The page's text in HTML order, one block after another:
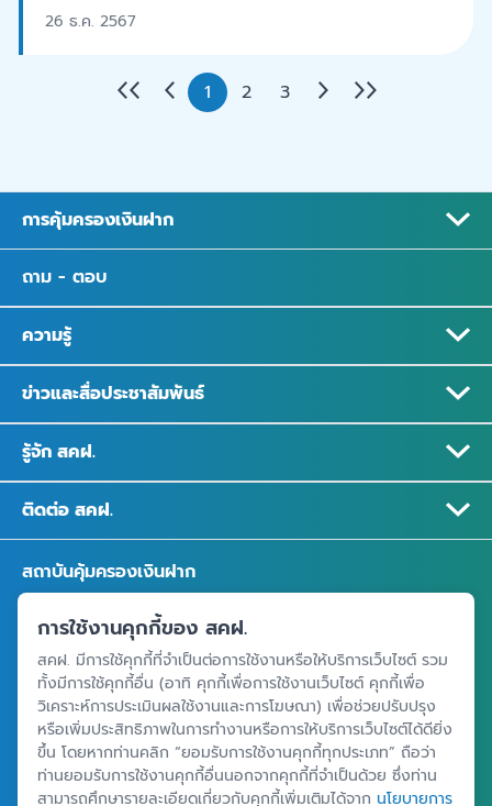
26 ธ.ค. 2567
1 2 3
การคุ้มครองเงินฝาก
ถาม - ตอบ
ความรู้
ข่าวและสื่อประชาสัมพันธ์
รู้จัก สคฝ.
ติดต่อ สคฝ.
สถาบันคุ้มครองเงินฝาก
อาคารเอสเจ อินฟินิท วัน บิสซิเนสคอมเพล็กซ์ ชั้น 25 - 27 เลขที่ 349
ถนนวิภาวดีรังสิต แขวงจอมพล เขตจตุจักร กรุงเทพฯ 10900
ศูนย์ข้อมูลคุ้มครองเงินฝาก
การใช้งานคุกกี้ของ สคฝ.
สคฝ. มีการใช้คุกกี้ที่จำเป็นต่อการใช้งานหรือให้บริการเว็บไซต์ รวม
ทั้งมีการใช้คุกกี้อื่น (อาทิ คุกกี้เพื่อการใช้งานเว็บไซต์ คุกกี้เพื่อ
วิเคราะห์การประเมินผลใช้งานและการโฆษณา) เพื่อช่วยปรับปรุง
หรือเพิ่มประสิทธิภาพในการทำงานหรือการให้บริการเว็บไซต์ได้ดียิ่ง
ขึ้น โดยหากท่านคลิก “ยอมรับการใช้งานคุกกี้ทุกประเภท” ถือว่า
ท่านยอมรับการใช้งานคุกกี้อื่นนอกจากคุกกี้ที่จำเป็นด้วย ซึ่งท่าน
สามารถศึกษารายละเอียดเกี่ยวกับคุกกี้เพิ่มเติมได้จาก นโยบายการ